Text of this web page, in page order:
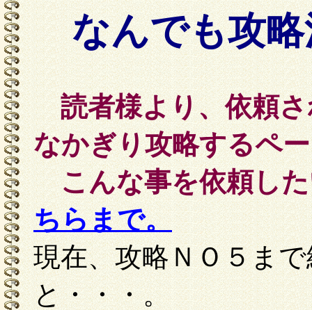
なんでも攻略
読者様より、依頼さ
なかぎり攻略するペ
こんな事を依頼した
ちらまで。
現在、攻略ＮＯ５ま
と・・・。